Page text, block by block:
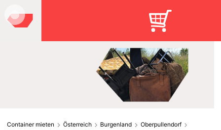
Container mieten Österreich Burgenland
Oberpullendorf